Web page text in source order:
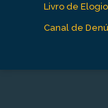
Livro de
Canal de